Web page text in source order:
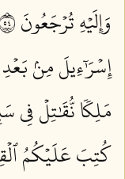
وَإِلَيۡهِ تُرۡجَعُونَ ٢٤٥
إِسۡرَٰٓءِيلَ مِنۢ بَعۡدِ
مَلِكٗا نُّقَٰتِلۡ فِي
كُتِبَ عَلَيۡكُمُ